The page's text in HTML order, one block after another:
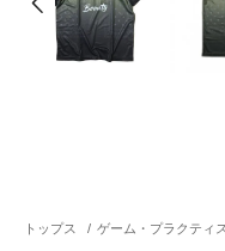
トップス / ゲーム・プラクティ